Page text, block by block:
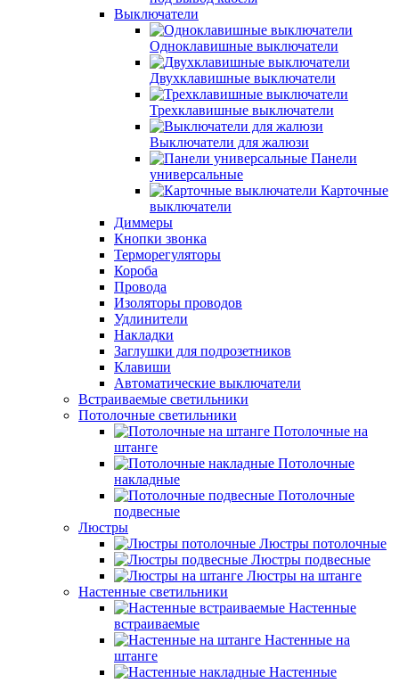
Выключатели
Одноклавишные выключатели
Двухклавишные выключатели
Трехклавишные выключатели
Выключатели для жалюзи
Панели
универсальные
Карточные
выключатели
Диммеры
Кнопки звонка
Терморегуляторы
Короба
Провода
Изоляторы проводов
Удлинители
Накладки
Заглушки для подрозетников
Клавиши
Автоматические выключатели
Встраиваемые светильники
Потолочные светильники
Потолочные на
штанге
Потолочные
накладные
Потолочные
подвесные
Люстры
Люстры потолочные
Люстры подвесные
Люстры на штанге
Настенные светильники
Настенные
встраиваемые
Настенные на
штанге
Настенные